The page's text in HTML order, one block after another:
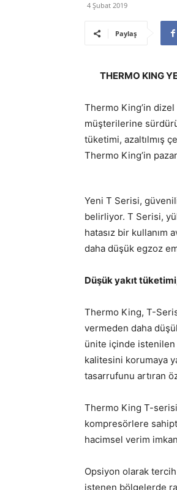
4 Şubat 2019
Paylaş
THERMO KING
Thermo King’in
müşterilerine
tüketimi, azaltılmış
Thermo King’in
Yeni T Serisi,
belirliyor. T Serisi,
hatasız bir kullanım
daha düşük egzoz
Düşük yakıt
Thermo King, T-
vermeden daha
ünite içinde istenilen
kalitesini korumaya
tasarrufunu artıran
Thermo King T-
kompresörlere
hacimsel verim
Opsiyon olarak
istenen bölgelerde